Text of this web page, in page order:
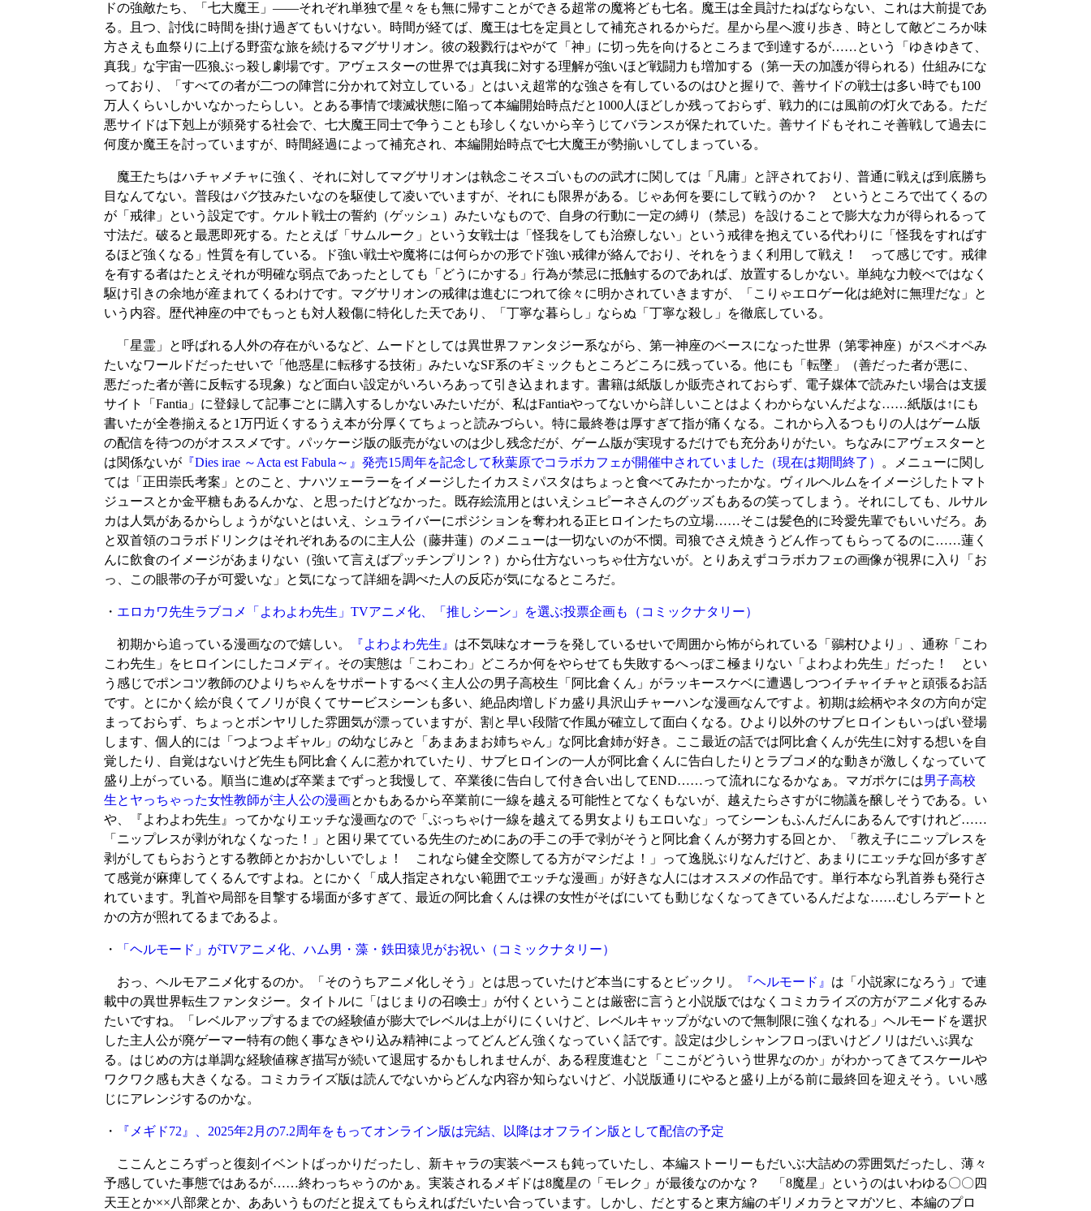
ドの強敵たち、「七大魔王」――それぞれ単独で星々をも無に帰すことができる超常の魔将ども七名。魔王は全員討たねばならない、これは大前提であ
る。且つ、討伐に時間を掛け過ぎてもいけない。時間が経てば、魔王は七を定員として補充されるからだ。星から星へ渡り歩き、時として敵どころか味
方さえも血祭りに上げる野蛮な旅を続けるマグサリオン。彼の殺戮行はやがて「神」に切っ先を向けるところまで到達するが……という「ゆきゆきて、
真我」な宇宙一匹狼ぶっ殺し劇場です。アヴェスターの世界では真我に対する理解が強いほど戦闘力も増加する（第一天の加護が得られる）仕組みにな
っており、「すべての者が二つの陣営に分かれて対立している」とはいえ超常的な強さを有しているのはひと握りで、善サイドの戦士は多い時でも100
万人くらいしかいなかったらしい。とある事情で壊滅状態に陥って本編開始時点だと1000人ほどしか残っておらず、戦力的には風前の灯火である。ただ
悪サイドは下剋上が頻発する社会で、七大魔王同士で争うことも珍しくないから辛うじてバランスが保たれていた。善サイドもそれこそ善戦して過去に
何度か魔王を討っていますが、時間経過によって補充され、本編開始時点で七大魔王が勢揃いしてしまっている。
魔王たちはハチャメチャに強く、それに対してマグサリオンは執念こそスゴいものの武才に関しては「凡庸」と評されており、普通に戦えば到底勝ち
目なんてない。普段はバグ技みたいなのを駆使して凌いでいますが、それにも限界がある。じゃあ何を要にして戦うのか？ というところで出てくるの
が「戒律」という設定です。ケルト戦士の誓約（ゲッシュ）みたいなもので、自身の行動に一定の縛り（禁忌）を設けることで膨大な力が得られるって
寸法だ。破ると最悪即死する。たとえば「サムルーク」という女戦士は「怪我をしても治療しない」という戒律を抱えている代わりに「怪我をすればす
るほど強くなる」性質を有している。ド強い戦士や魔将には何らかの形でド強い戒律が絡んでおり、それをうまく利用して戦え！ って感じです。戒律
を有する者はたとえそれが明確な弱点であったとしても「どうにかする」行為が禁忌に抵触するのであれば、放置するしかない。単純な力較べではなく
駆け引きの余地が産まれてくるわけです。マグサリオンの戒律は進むにつれて徐々に明かされていきますが、「こりゃエロゲー化は絶対に無理だな」と
いう内容。歴代神座の中でもっとも対人殺傷に特化した天であり、「丁寧な暮らし」ならぬ「丁寧な殺し」を徹底している。
「星霊」と呼ばれる人外の存在がいるなど、ムードとしては異世界ファンタジー系ながら、第一神座のベースになった世界（第零神座）がスペオペみ
たいなワールドだったせいで「他惑星に転移する技術」みたいなSF系のギミックもところどころに残っている。他にも「転墜」（善だった者が悪に、
悪だった者が善に反転する現象）など面白い設定がいろいろあって引き込まれます。書籍は紙版しか販売されておらず、電子媒体で読みたい場合は支援
サイト「Fantia」に登録して記事ごとに購入するしかないみたいだが、私はFantiaやってないから詳しいことはよくわからないんだよな……紙版は↑にも
書いたが全巻揃えると1万円近くするうえ本が分厚くてちょっと読みづらい。特に最終巻は厚すぎて指が痛くなる。これから入るつもりの人はゲーム版
の配信を待つのがオススメです。パッケージ版の販売がないのは少し残念だが、ゲーム版が実現するだけでも充分ありがたい。ちなみにアヴェスターと
は関係ないが 『Dies irae ～Acta est Fabula～』発売15周年を記念して秋葉原でコラボカフェが開催中されていました（現在は期間終了）
。メニューに関し
ては「正田崇氏考案」とのこと、ナハツェーラーをイメージしたイカスミパスタはちょっと食べてみたかったかな。ヴィルヘルムをイメージしたトマト
ジュースとか金平糖もあるんかな、と思ったけどなかった。既存絵流用とはいえシュピーネさんのグッズもあるの笑ってしまう。それにしても、ルサル
カは人気があるからしょうがないとはいえ、シュライバーにポジションを奪われる正ヒロインたちの立場……そこは髪色的に玲愛先輩でもいいだろ。あ
と双首領のコラボドリンクはそれぞれあるのに主人公（藤井蓮）のメニューは一切ないのが不憫。司狼でさえ焼きうどん作ってもらってるのに……蓮く
んに飲食のイメージがあまりない（強いて言えばプッチンプリン？）から仕方ないっちゃ仕方ないが。とりあえずコラボカフェの画像が視界に入り「お
っ、この眼帯の子が可愛いな」と気になって詳細を調べた人の反応が気になるところだ。
・ エロカワ先生ラブコメ「よわよわ先生」TVアニメ化、「推しシーン」を選ぶ投票企画も （コミックナタリー）
初期から追っている漫画なので嬉しい。 『よわよわ先生』 は不気味なオーラを発しているせいで周囲から怖がられている「鶸村ひより」、通称「こわ
こわ先生」をヒロインにしたコメディ。その実態は「こわこわ」どころか何をやらせても失敗するへっぽこ極まりない「よわよわ先生」だった！ とい
う感じでポンコツ教師のひよりちゃんをサポートするべく主人公の男子高校生「阿比倉くん」がラッキースケベに遭遇しつつイチャイチャと頑張るお話
です。とにかく絵が良くてノリが良くてサービスシーンも多い、絶品肉増しドカ盛り具沢山チャーハンな漫画なんですよ。初期は絵柄やネタの方向が定
まっておらず、ちょっとボンヤリした雰囲気が漂っていますが、割と早い段階で作風が確立して面白くなる。ひより以外のサブヒロインもいっぱい登場
します、個人的には「つよつよギャル」の幼なじみと「あまあまお姉ちゃん」な阿比倉姉が好き。ここ最近の話では阿比倉くんが先生に対する想いを自
覚したり、自覚はないけど先生も阿比倉くんに惹かれていたり、サブヒロインの一人が阿比倉くんに告白したりとラブコメ的な動きが激しくなっていて
盛り上がっている。順当に進めば卒業までずっと我慢して、卒業後に告白して付き合い出してEND……って流れになるかなぁ。マガポケには男子高校
生とヤっちゃった女性教師が主人公の漫画とかもあるから卒業前に一線を越える可能性とてなくもないが、越えたらさすがに物議を醸しそうである。い
や、『よわよわ先生』ってかなりエッチな漫画なので「ぶっちゃけ一線を越えてる男女よりもエロいな」ってシーンもふんだんにあるんですけれど……
「ニップレスが剥がれなくなった！」と困り果てている先生のためにあの手この手で剥がそうと阿比倉くんが努力する回とか、「教え子にニップレスを
剥がしてもらおうとする教師とかおかしいでしょ！ これなら健全交際してる方がマシだよ！」って逸脱ぶりなんだけど、あまりにエッチな回が多すぎ
て感覚が麻痺してくるんですよね。とにかく「成人指定されない範囲でエッチな漫画」が好きな人にはオススメの作品です。単行本なら乳首券も発行さ
れています。乳首や局部を目撃する場面が多すぎて、最近の阿比倉くんは裸の女性がそばにいても動じなくなってきているんだよな……むしろデートと
かの方が照れてるまであるよ。
・ 「ヘルモード」がTVアニメ化、ハム男・藻・鉄田猿児がお祝い （コミックナタリー）
おっ、ヘルモアニメ化するのか。「そのうちアニメ化しそう」とは思っていたけど本当にするとビックリ。 『ヘルモード』 は「小説家になろう」で連
載中の異世界転生ファンタジー。タイトルに「はじまりの召喚士」が付くということは厳密に言うと小説版ではなくコミカライズの方がアニメ化するみ
たいですね。「レベルアップするまでの経験値が膨大でレベルは上がりにくいけど、レベルキャップがないので無制限に強くなれる」ヘルモードを選択
した主人公が廃ゲーマー特有の飽く事なきやり込み精神によってどんどん強くなっていく話です。設定は少しシャンフロっぽいけどノリはだいぶ異な
る。はじめの方は単調な経験値稼ぎ描写が続いて退屈するかもしれませんが、ある程度進むと「ここがどういう世界なのか」がわかってきてスケールや
ワクワク感も大きくなる。コミカライズ版は読んでないからどんな内容か知らないけど、小説版通りにやると盛り上がる前に最終回を迎えそう。いい感
じにアレンジするのかな。
・ 『メギド72』、2025年2月の7.2周年をもってオンライン版は完結、以降はオフライン版として配信の予定
ここんところずっと復刻イベントばっかりだったし、新キャラの実装ペースも鈍っていたし、本編ストーリーもだいぶ大詰めの雰囲気だったし、薄々
予感していた事態ではあるが……終わっちゃうのかぁ。実装されるメギドは8魔星の「モレク」が最後なのかな？ 「8魔星」というのはいわゆる〇〇四
天王とか××八部衆とか、ああいうものだと捉えてもらえればだいたい合っています。しかし、だとすると東方編のギリメカラとマガツヒ、本編のプロ